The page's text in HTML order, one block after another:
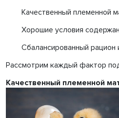
Качественный племенной
Хорошие условия
Сбалансированный рацион
Рассмотрим каждый фактор
Качественный племенной